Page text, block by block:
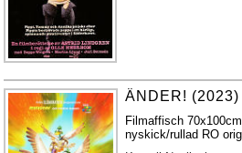
ÄNDER! (2023)
Filmaffisch
nyskick/rullad RO